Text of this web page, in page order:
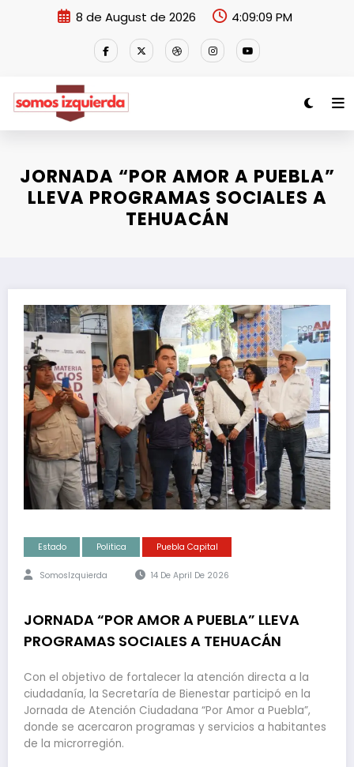
8 de August de 2026 4:09:09 PM
JORNADA “POR AMOR A PUEBLA”
LLEVA PROGRAMAS SOCIALES A
TEHUACÁN
Estado Politica Puebla Capital
SomosIzquierda 14 De April De 2026
JORNADA “POR AMOR A PUEBLA” LLEVA
PROGRAMAS SOCIALES A TEHUACÁN
Con el objetivo de fortalecer la atención directa a la
ciudadanía, la Secretaría de Bienestar participó en la
Jornada de Atención Ciudadana “Por Amor a Puebla”,
donde se acercaron programas y servicios a habitantes
de la microrregión.